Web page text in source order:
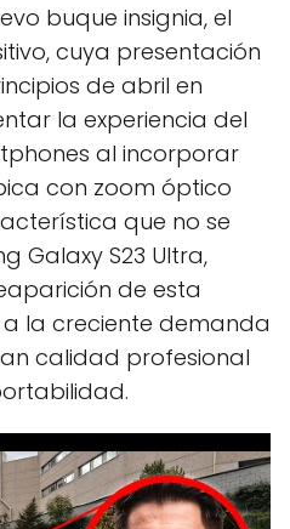
buque insignia, el
cuya presentación
de abril en
la experiencia del
al incorporar
con zoom óptico
que no se
Galaxy S23 Ultra,
de esta
la creciente demanda
calidad profesional